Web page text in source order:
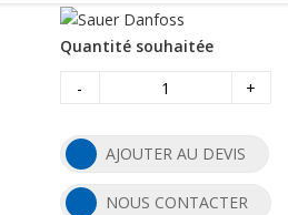
Quantité souhaitée
-
+
AJOUTER AU DEVIS
NOUS CONTACTER